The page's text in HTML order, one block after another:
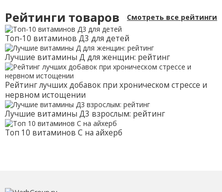
Рейтинги товаров Смотреть все рейтинги
Топ-10 витаминов Д3 для детей
Лучшие витамины Д для женщин: рейтинг
Рейтинг лучших добавок при хроническом стрессе и
нервном истощении
Лучшие витамины Д3 взрослым: рейтинг
Топ 10 витаминов С на айхерб